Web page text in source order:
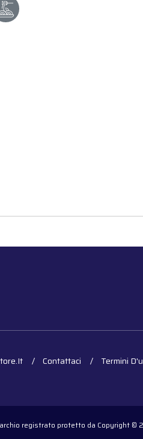
Contattaci Termini
registrato protetto da Copyright ©